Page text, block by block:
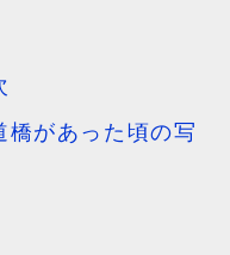
があった頃の写